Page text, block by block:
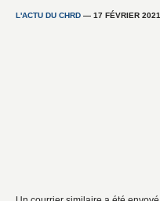
L'ACTU DU CHRD — 17 FÉVRIER 2021